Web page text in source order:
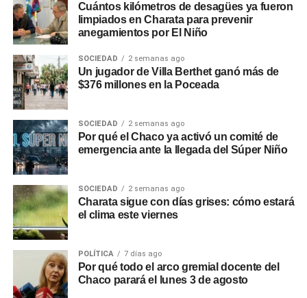
Cuántos kilómetros de desagües ya fueron
limpiados en Charata para prevenir
anegamientos por El Niño
SOCIEDAD 2 semanas ago
Un jugador de Villa Berthet ganó más de
$376 millones en la Poceada
SOCIEDAD 2 semanas ago
Por qué el Chaco ya activó un comité de
emergencia ante la llegada del Súper Niño
SOCIEDAD 2 semanas ago
Charata sigue con días grises: cómo estará
el clima este viernes
POLÍTICA 7 días ago
Por qué todo el arco gremial docente del
Chaco parará el lunes 3 de agosto